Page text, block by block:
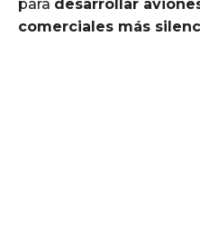
para desarrollar
comerciales más